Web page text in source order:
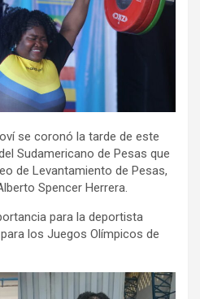
se coronó la tarde de este
Sudamericano de Pesas que
de Levantamiento de Pesas,
Spencer Herrera.
para la deportista
los Juegos Olímpicos de